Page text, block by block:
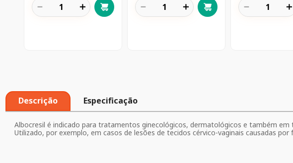
＋
－ ＋
－ ＋
－
Descrição Especificação
Albocresil é indicado para tratamentos ginecológicos, dermatológicos e também
Utilizado, por exemplo, em casos de lesões de tecidos cérvico-vaginais causadas